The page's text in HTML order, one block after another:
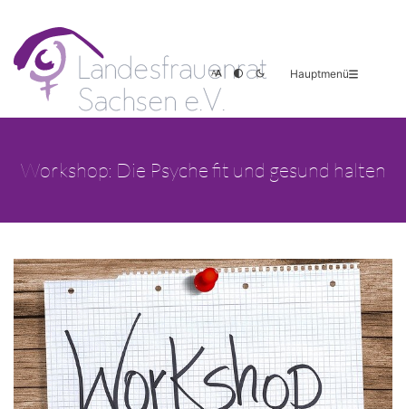
Hauptmenü
Workshop: Die Psyche fit und gesund halten